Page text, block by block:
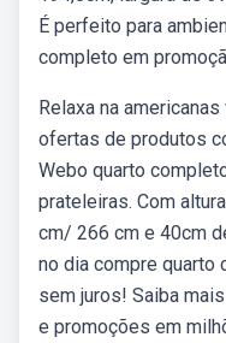
É perfeito para
completo em
Relaxa na
ofertas de produtos
Webo quarto
prateleiras. Com
cm/ 266 cm e 40cm
no dia compre quarto
sem juros! Saiba
e promoções em